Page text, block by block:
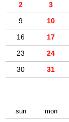
2
3
9
10
16
17
23
24
30
31
sun mon